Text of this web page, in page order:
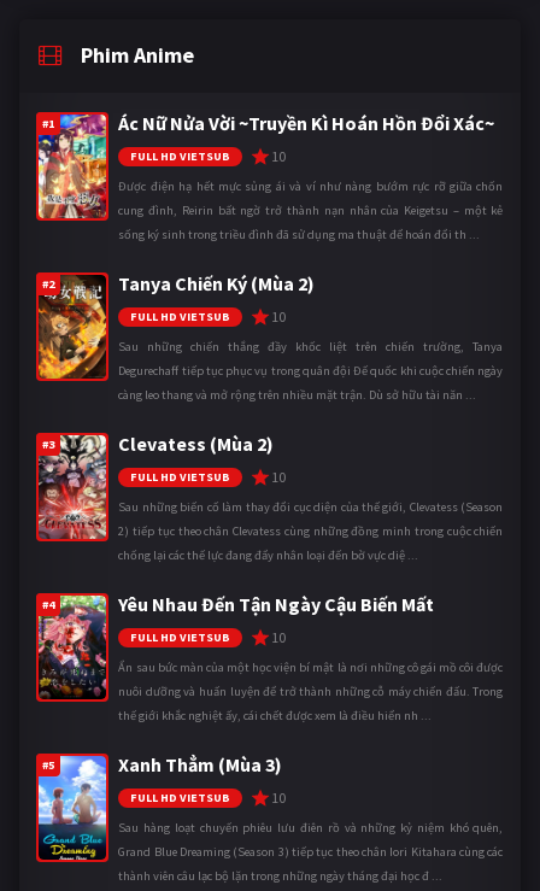
Phim Anime
#1 Ác Nữ Nửa Vời ~Truyền Kì Hoán Hồn Đổi Xác~
FULL HD VIETSUB 10
Được điện hạ hết mực sủng ái và ví như nàng bướm rực rỡ giữa chốn
cung đình, Reirin bất ngờ trở thành nạn nhân của Keigetsu – một kẻ
sống ký sinh trong triều đình đã sử dụng ma thuật để hoán đổi th ...
#2 Tanya Chiến Ký (Mùa 2)
FULL HD VIETSUB 10
Sau những chiến thắng đầy khốc liệt trên chiến trường, Tanya
Degurechaff tiếp tục phục vụ trong quân đội Đế quốc khi cuộc chiến ngày
càng leo thang và mở rộng trên nhiều mặt trận. Dù sở hữu tài năn ...
#3 Clevatess (Mùa 2)
FULL HD VIETSUB 10
Sau những biến cố làm thay đổi cục diện của thế giới, Clevatess (Season
2) tiếp tục theo chân Clevatess cùng những đồng minh trong cuộc chiến
chống lại các thế lực đang đẩy nhân loại đến bờ vực diệ ...
#4 Yêu Nhau Đến Tận Ngày Cậu Biến Mất
FULL HD VIETSUB 10
Ẩn sau bức màn của một học viện bí mật là nơi những cô gái mồ côi được
nuôi dưỡng và huấn luyện để trở thành những cỗ máy chiến đấu. Trong
thế giới khắc nghiệt ấy, cái chết được xem là điều hiển nh ...
#5 Xanh Thẳm (Mùa 3)
FULL HD VIETSUB 10
Sau hàng loạt chuyến phiêu lưu điên rồ và những kỷ niệm khó quên,
Grand Blue Dreaming (Season 3) tiếp tục theo chân Iori Kitahara cùng các
thành viên câu lạc bộ lặn trong những ngày tháng đại học đ ...